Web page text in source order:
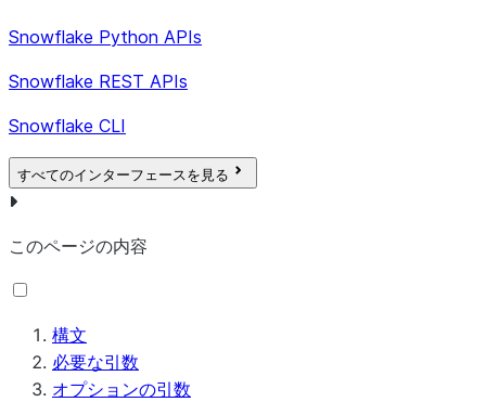
Snowflake Python APIs
Snowflake REST APIs
Snowflake CLI
すべてのインターフェースを見る
このページの内容
構文
必要な引数
オプションの引数